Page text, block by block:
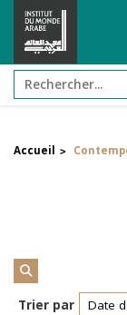
Filtrer par
Réinitialiser les
Accueil >
Trier par